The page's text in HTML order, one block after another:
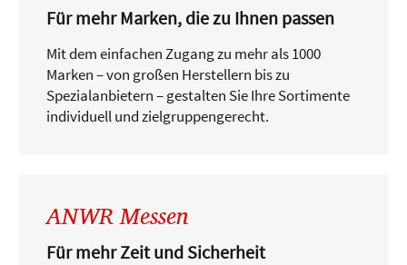
Für mehr Marken, die zu Ihnen passen
Mit dem einfachen Zugang zu mehr als 1000
Marken – von großen Herstellern bis zu
Spezialanbietern – gestalten Sie Ihre Sortimente
individuell und zielgruppengerecht.
ANWR Messen
Für mehr Zeit und Sicherheit